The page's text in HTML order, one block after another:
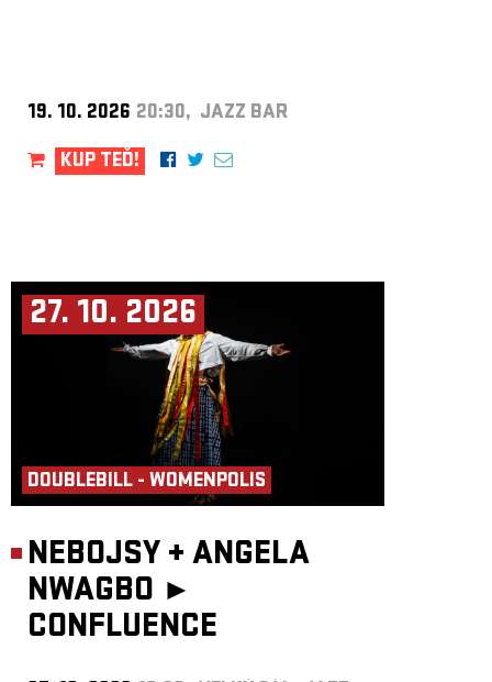
19. 10. 2026 20:30, JAZZ BAR
KUP TEĎ!
27. 10. 2026
DOUBLEBILL - WOMENPOLIS
NEBOJSY + ANGELA
NWAGBO ►
CONFLUENCE